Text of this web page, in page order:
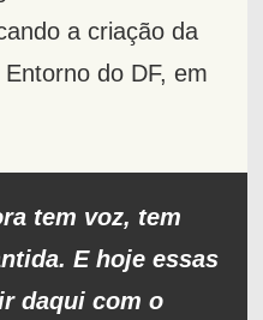
a criação da
do DF, em
tem voz, tem
E hoje essas
daqui com o